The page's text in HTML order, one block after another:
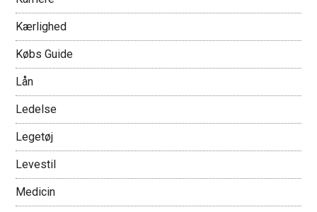
Kærlighed
Købs Guide
Lån
Ledelse
Legetøj
Levestil
Medicin